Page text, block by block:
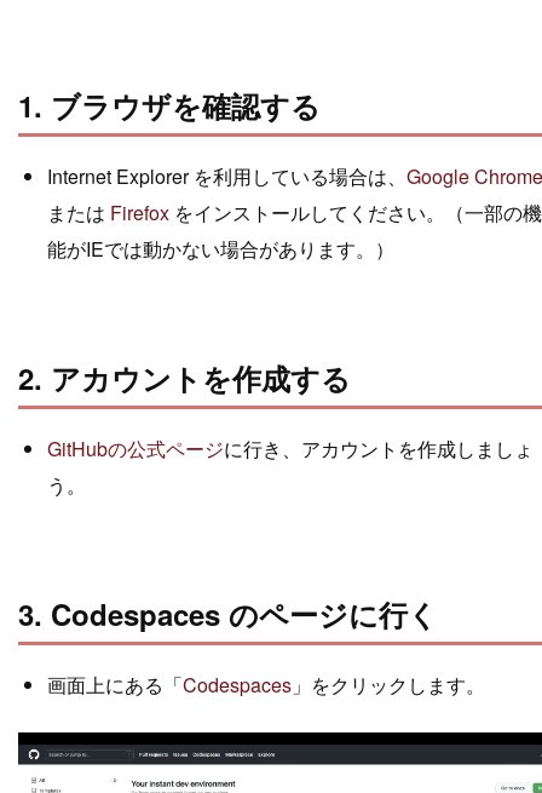
1. ブラウザを確認する
Internet Explorer を利用している場合は、 Google Chrome
または Firefox をインストールしてください。（一部の機
能がIEでは動かない場合があります。）
2. アカウントを作成する
GitHubの公式ページに行き、アカウントを作成しましょ
う。
3. Codespaces のページに行く
画面上にある「Codespaces 」をクリックします。